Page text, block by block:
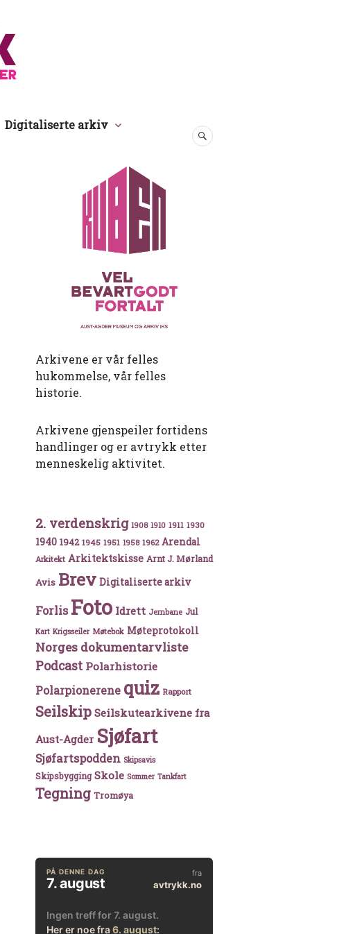
Digitaliserte arkiv
SØK
med skyting og gammeldans
Arkivene er vår felles
hukommelse, vår felles
historie.
Arkivene gjenspeiler fortidens
handlinger og er avtrykk etter
menneskelig aktivitet.
2. verdenskrig 1908 1910 1911 1930
1940 1942 1945 1951 1958 1962 Arendal
Arkitekt Arkitektskisse Arnt J. Mørland
Avis Brev Digitaliserte arkiv
Forlis Foto Idrett Jernbane Jul
Kart Krigsseiler Møtebok Møteprotokoll
Norges dokumentarvliste
Podcast Polarhistorie
Polarpionerene quiz Rapport
Seilskip Seilskutearkivene fra
Aust-Agder Sjøfart
Sjøfartspodden Skipsavis
Skipsbygging Skole Sommer Tankfart
Tegning Tromøya